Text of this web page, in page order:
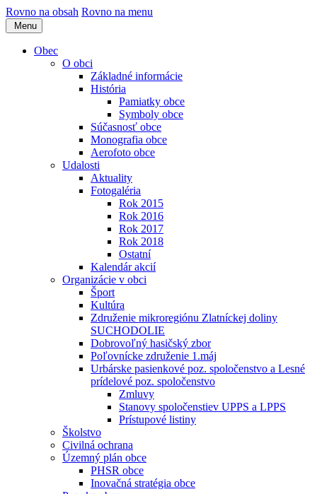
Rovno na obsah Rovno na menu
Menu
Obec
O obci
Základné informácie
História
Pamiatky obce
Symboly obce
Súčasnosť obce
Monografia obce
Aerofoto obce
Udalosti
Aktuality
Fotogaléria
Rok 2015
Rok 2016
Rok 2017
Rok 2018
Ostatní
Kalendár akcií
Organizácie v obci
Šport
Kultúra
Združenie mikroregiónu Zlatníckej doliny
SUCHODOLIE
Dobrovoľný hasičský zbor
Poľovnícke združenie 1.máj
Urbárske pasienkové poz. spoločenstvo a Lesné
prídelové poz. spoločenstvo
Zmluvy
Stanovy spoločenstiev UPPS a LPPS
Prístupové listiny
Školstvo
Civilná ochrana
Územný plán obce
PHSR obce
Inovačná stratégia obce